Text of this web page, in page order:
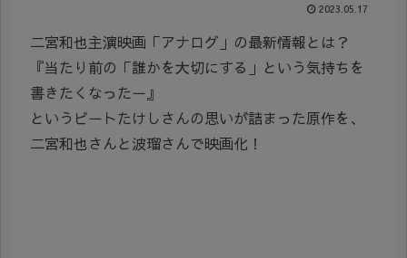
2023.05.17
二宮和也主演映画「アナログ」の最新情報とは？
『当たり前の「誰かを大切にする」という気持ちを
書きたくなったー』
というビートたけしさんの思いが詰まった原作を、
二宮和也さんと波瑠さんで映画化！